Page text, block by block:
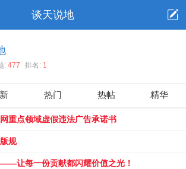
谈天说地
: 477 排名: 1
热门 热帖 精华
重点领域虚假违法广告承诺书
规
让每一份贡献都闪耀价值之光！